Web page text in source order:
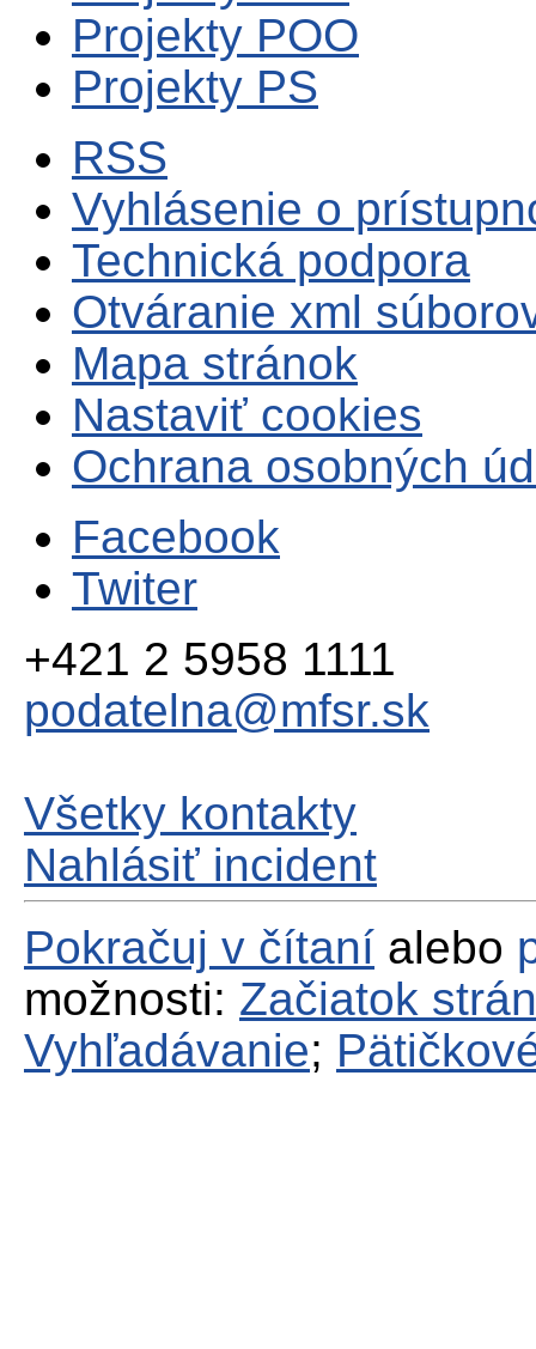
Projekty POO
Projekty PS
RSS
Vyhlásenie o
Technická podpora
Otváranie xml
Mapa stránok
Nastaviť cookies
Ochrana osobných
Facebook
Twiter
+421 2 5958 1111
podatelna@mfsr.sk
Všetky kontakty
Nahlásiť incident
Pokračuj v čítaní alebo
možnosti: Začiatok
Vyhľadávanie;